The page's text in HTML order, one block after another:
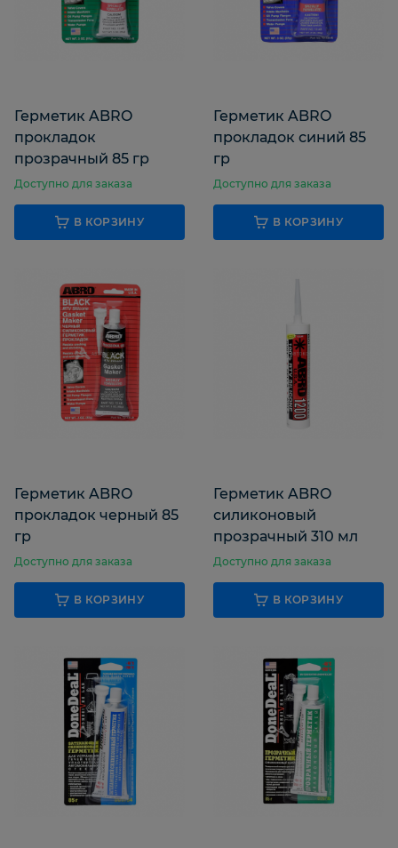
Герметик ABRO
прокладок
прозрачный 85 гр
Доступно для заказа
В КОРЗИНУ
Герметик ABRO
прокладок синий 85
гр
Доступно для заказа
В КОРЗИНУ
Герметик ABRO
прокладок черный 85
гр
Доступно для заказа
В КОРЗИНУ
Герметик ABRO
силиконовый
прозрачный 310 мл
Доступно для заказа
В КОРЗИНУ